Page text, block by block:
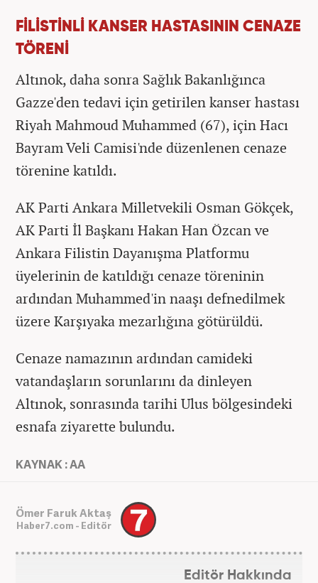
FİLİSTİNLİ KANSER HASTASININ CENAZE
TÖRENİ
Altınok, daha sonra Sağlık Bakanlığınca
Gazze'den tedavi için getirilen kanser hastası
Riyah Mahmoud Muhammed (67), için Hacı
Bayram Veli Camisi'nde düzenlenen cenaze
törenine katıldı.
AK Parti Ankara Milletvekili Osman Gökçek,
AK Parti İl Başkanı Hakan Han Özcan ve
Ankara Filistin Dayanışma Platformu
üyelerinin de katıldığı cenaze töreninin
ardından Muhammed'in naaşı defnedilmek
üzere Karşıyaka mezarlığına götürüldü.
Cenaze namazının ardından camideki
vatandaşların sorunlarını da dinleyen
Altınok, sonrasında tarihi Ulus bölgesindeki
esnafa ziyarette bulundu.
KAYNAK : AA
Ömer Faruk Aktaş
Haber7.com - Editör
Editör Hakkında